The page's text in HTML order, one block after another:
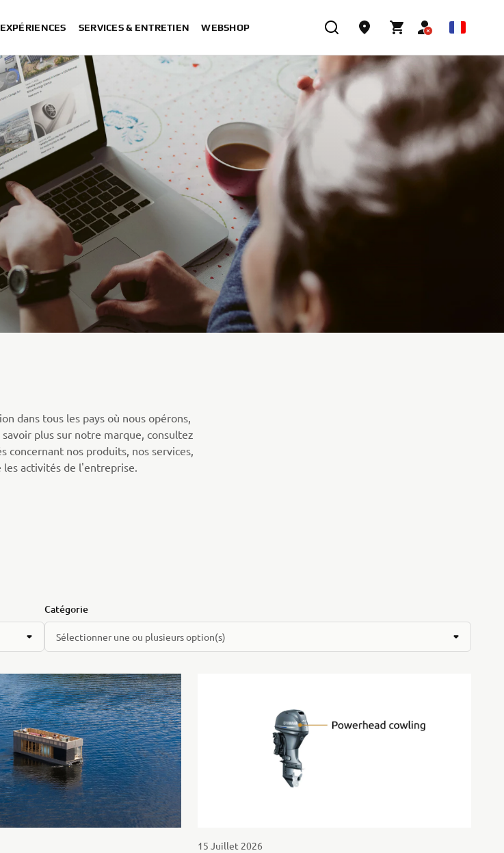
EXPÉRIENCES SERVICES & ENTRETIEN WEBSHOP
dans tous les pays où nous opérons,
plus sur notre marque, consultez
concernant nos produits, nos services,
les activités de l'entreprise.
Catégorie
Sélectionner une ou plusieurs option(s)
15 Juillet 2026